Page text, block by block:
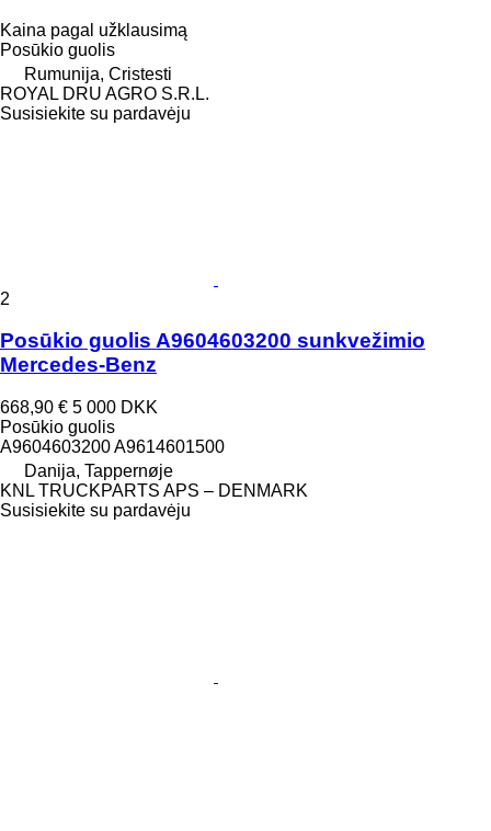
Kaina pagal užklausimą
Posūkio guolis
Rumunija, Cristesti
ROYAL DRU AGRO S.R.L.
Susisiekite su pardavėju
2
Posūkio guolis A9604603200 sunkvežimio
Mercedes-Benz
668,90 € 5 000 DKK
Posūkio guolis
A9604603200 A9614601500
Danija, Tappernøje
KNL TRUCKPARTS APS – DENMARK
Susisiekite su pardavėju